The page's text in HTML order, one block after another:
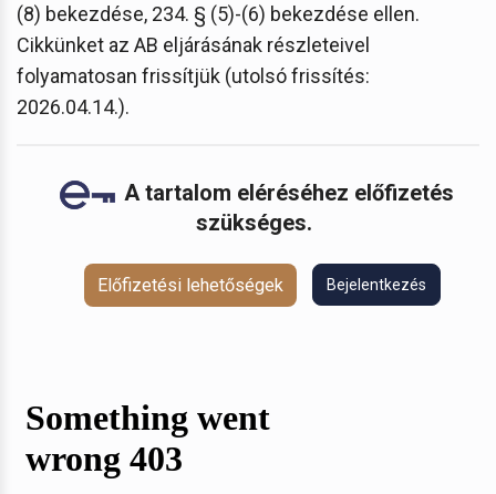
(8) bekezdése, 234. § (5)-(6) bekezdése ellen.
Cikkünket az AB eljárásának részleteivel
folyamatosan frissítjük (utolsó frissítés:
2026.04.14.).
A tartalom eléréséhez előfizetés
szükséges.
Előfizetési lehetőségek Bejelentkezés